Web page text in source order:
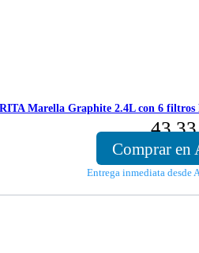
Marella Graphite 2.4L con 6 filtros
Comprar en
Entrega inmediata desde